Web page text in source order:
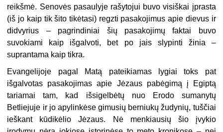
reikšmė. Senovės pasaulyje rašytojui buvo visiškai įprasta
(iš jo kaip tik šito tikėtasi) regzti pasakojimus apie dievus ir
didvyrius – pagrindiniai šių pasakojimų faktai buvo
suvokiami kaip išgalvoti, bet po jais slypinti žinia –
suprantama kaip tikra.
Evangelijoje pagal Matą pateikiamas lygiai toks pat
išgalvotas pasakojimas apie Jėzaus pabėgimą į Egiptą
tariamai tam, kad išsigelbėtų nuo Erodo sumanytų
Betliejuje ir jo apylinkėse gimusių berniukų žudynių, tuščiai
ieškant kūdikėlio Jėzaus. Nė menkiausių šio įvykio